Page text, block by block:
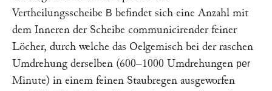
Vertheilungsscheibe B befindet sich eine Anzahl mit
dem Inneren der Scheibe communicirender feiner
Löcher, durch welche das Oelgemisch bei der raschen
Umdrehung derselben (600–1000 Umdrehungen per
Minute) in einem feinen Staubregen ausgeworfen